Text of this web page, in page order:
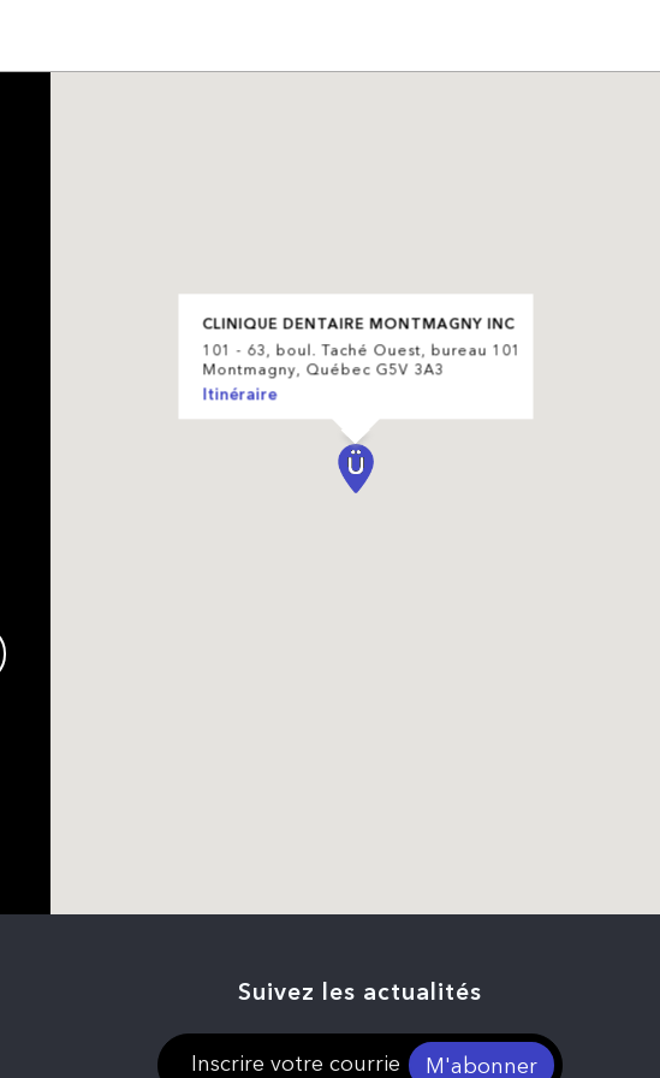
CLINIQUE DENTAIRE MONTMAGNY INC
101 - 63, boul. Taché Ouest, bureau 101
Montmagny, Québec G5V 3A3
Itinéraire
Suivez les actualités
M'abonner